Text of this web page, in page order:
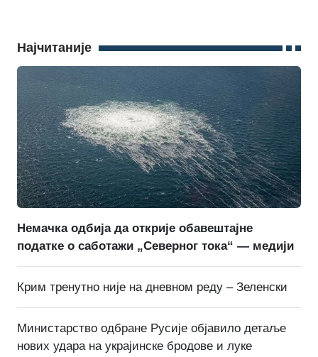
Најчитаније
Немачка одбија да открије обавештајне
податке о саботажи „Северног тока“ — медији
Крим тренутно није на дневном реду – Зеленски
Министарство одбране Русије објавило детаље
нових удара на украјинске бродове и луке